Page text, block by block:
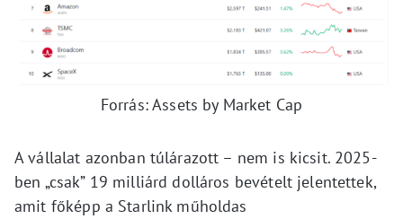
Forrás: Assets by Market Cap
A vállalat azonban túlárazott – nem is kicsit. 2025-
ben „csak” 19 milliárd dolláros bevételt jelentettek,
amit főképp a Starlink műholdas